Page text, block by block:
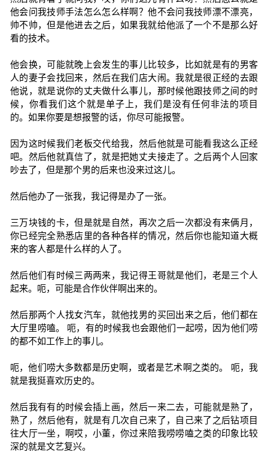
他会问我技师手法怎么怎么样啊？他不会问我技师漂不漂亮，
帅不帅，但是他进去之后，如果我就给他派了一个不是那么好
看的技术。
他会换，可能就晚上会发生的事儿比较多，比如就是有的男客
人的妻子会找回来，然后在我们店大闹。我就是很正经的去跟
他说，就是说你的丈夫做什么事儿，那时候他跟技师之间的时
候，你看我们这个就是单子上，我们是没有任何非法的项目
的。如果你要是想报警的话，你尽可能报警。
因为这时候我们老板交代给我，然后他就是可能看我这么正经
吧。然后他就真信了，就是把她丈夫接走了。之后两个人回家
吵去了，但是那个男的后来也没来过这儿。
然后他办了一张我，我记得是办了一张。
三万块钱的卡，但是就是自然，再次之后一次都没有来俩月，
你已经完全熟悉店里的各种各样的情况，然后你也能知道大概
来的客人都是什么样的人了。
然后他们有时候三两两来，我记得王哥就是他们，老是三个人
起来。呃，可能是合作伙伴啊出来的。
然后那两个人找女汽车，就他找男的买回出来之后，他们都在
大厅里唠嗑。 呃，有的时候我也会跟他们一起唠，因为他们唠
的都不如工作上的事儿。
呃，他们唠大多数都是历史啊，或者是艺术啊之类的。 呃，我
就是我挺喜欢历史的。
然后我有有的时候会插上画，然后一来二去，可能就是熟了，
熟了，然后他有，就是有几次自己来了，自己来了之后钻项目
往大厅一坐，啊哎，小董，你过来陪我唠唠嗑之类的印象比较
深的就是文艺复兴。